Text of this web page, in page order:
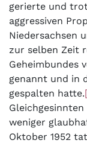
gerierte und
aggressiven
Niedersachsen
zur selben Zeit
Geheimbundes
genannt und in
gespalten hatte.
weniger
Oktober 1952